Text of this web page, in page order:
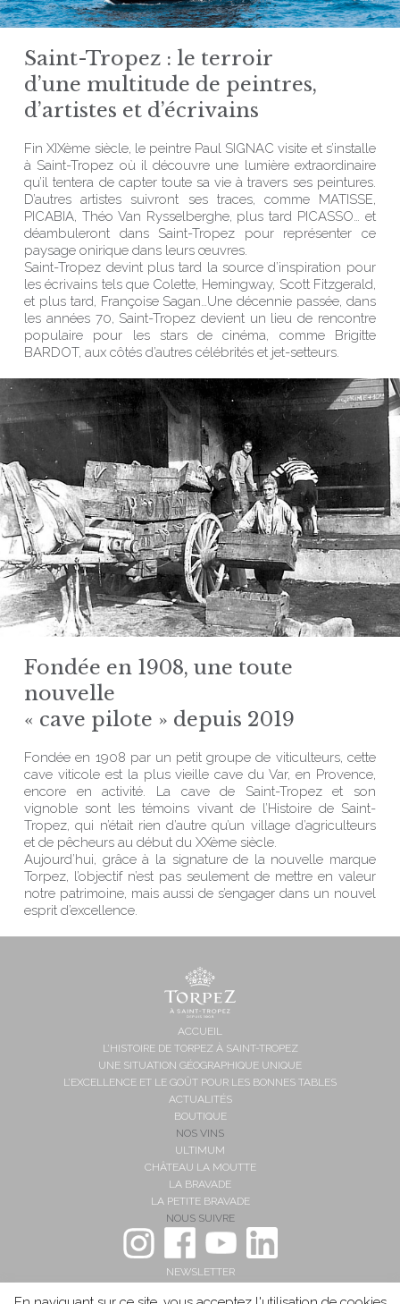
Saint-Tropez : le terroir
d’une multitude de peintres,
d’artistes et d’écrivains
Fin XIXème siècle, le peintre Paul SIGNAC visite et s’installe
à Saint-Tropez où il découvre une lumière extraordinaire
qu’il tentera de capter toute sa vie à travers ses peintures.
D’autres artistes suivront ses traces, comme MATISSE,
PICABIA, Théo Van Rysselberghe, plus tard PICASSO… et
déambuleront dans Saint-Tropez pour représenter ce
paysage onirique dans leurs œuvres.
Saint-Tropez devint plus tard la source d’inspiration pour
les écrivains tels que Colette, Hemingway, Scott Fitzgerald,
et plus tard, Françoise Sagan…Une décennie passée, dans
les années 70, Saint-Tropez devient un lieu de rencontre
populaire pour les stars de cinéma, comme Brigitte
BARDOT, aux côtés d’autres célébrités et jet-setteurs.
Fondée en 1908, une toute
nouvelle
« cave pilote » depuis 2019
Fondée en 1908 par un petit groupe de viticulteurs, cette
cave viticole est la plus vieille cave du Var, en Provence,
encore en activité. La cave de Saint-Tropez et son
vignoble sont les témoins vivant de l’Histoire de Saint-
Tropez, qui n’était rien d’autre qu’un village d’agriculteurs
et de pêcheurs au début du XXème siècle.
Aujourd’hui, grâce à la signature de la nouvelle marque
Torpez, l’objectif n’est pas seulement de mettre en valeur
notre patrimoine, mais aussi de s’engager dans un nouvel
esprit d’excellence.
ACCUEIL
L’HISTOIRE DE TORPEZ À SAINT-TROPEZ
UNE SITUATION GÉOGRAPHIQUE UNIQUE
L’EXCELLENCE ET LE GOÛT POUR LES BONNES TABLES
ACTUALITÉS
BOUTIQUE
NOS VINS
ULTIMUM
CHÂTEAU LA MOUTTE
LA BRAVADE
LA PETITE BRAVADE
NOUS SUIVRE
NEWSLETTER